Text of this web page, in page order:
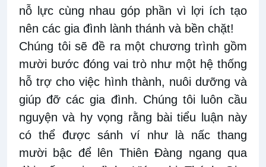
nỗ lực cùng nhau góp phần vì lợi ích tạo
nên các gia đình lành thánh và bền chặt!
Chúng tôi sẽ đề ra một chương trình gồm
mười bước đóng vai trò như một hệ thống
hỗ trợ cho việc hình thành, nuôi dưỡng và
giúp đỡ các gia đình. Chúng tôi luôn cầu
nguyện và hy vọng rằng bài tiểu luận này
có thể được sánh ví như là nấc thang
mười bậc để lên Thiên Đàng ngang qua